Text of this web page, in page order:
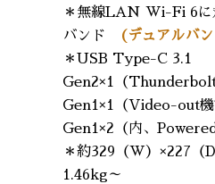
＊無線LAN Wi-Fi 6
バンド
(デュアルバ
＊USB Type-C 3.1
Gen2×1（
Gen1×1（Video-out機
Gen1×2（内、
＊約329（W）×227（
1.46kg～